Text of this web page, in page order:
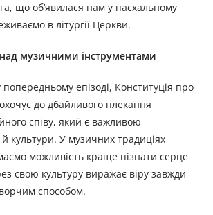
що об’явилася нам у пасхальному
в літургії Церкви.
над музичними інструментами
епізоді, Конституція про
до дбайливого плекання
співу, який є важливою
культури. У музичних традиціях
можливість краще пізнати серце
свою культуру виражає віру завжди
способом.